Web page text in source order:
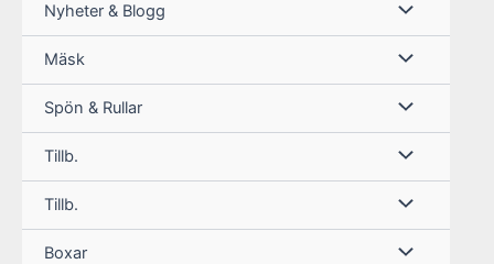
Nyheter & Blogg
Mäsk
Spön & Rullar
Tillb.
Tillb.
Boxar